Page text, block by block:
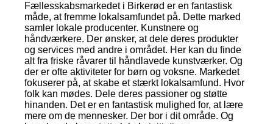
Fællesskabsmarkedet i Birkerød er en fantastisk
måde, at fremme lokalsamfundet på. Dette marked
samler lokale producenter. Kunstnere og
håndværkere. Der ønsker, at dele deres produkter
og services med andre i området. Her kan du finde
alt fra friske råvarer til håndlavede kunstværker. Og
der er ofte aktiviteter for børn og voksne. Markedet
fokuserer på, at skabe et stærkt lokalsamfund. Hvor
folk kan mødes. Dele deres passioner og støtte
hinanden. Det er en fantastisk mulighed for, at lære
mere om de mennesker. Der bor i dit område. Og